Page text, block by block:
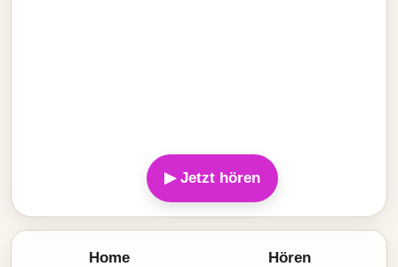
▶ Jetzt hören
Home Hören